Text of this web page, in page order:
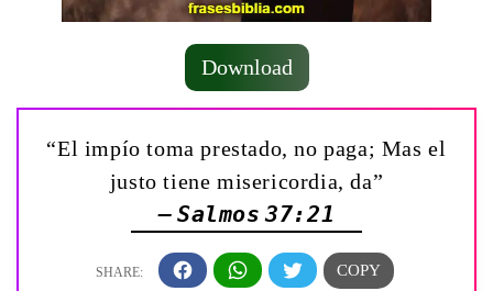
Download
“El impío toma prestado, no paga; Mas el
justo tiene misericordia, da”
— Salmos 37:21